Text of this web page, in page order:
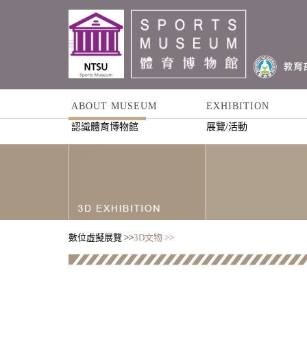
ABOUT MUSEUM
認識體育博物館
EXHIBITION
展覽/活動
數位虛擬展覽 >>3D文物 >>